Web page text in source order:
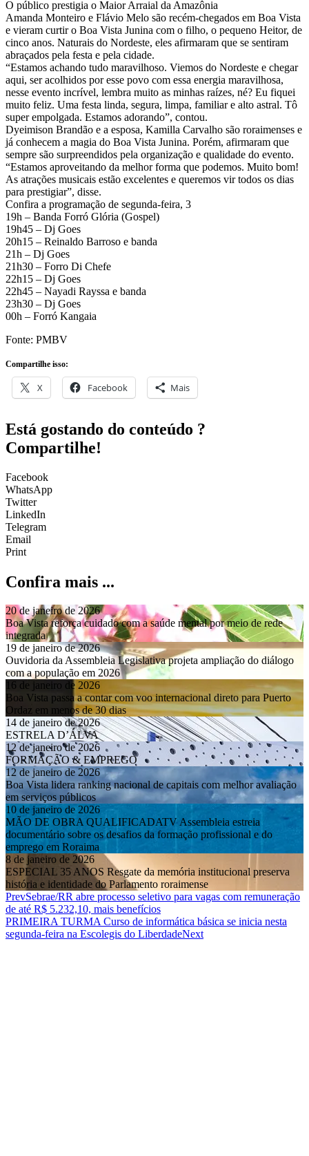
e vieram curtir o Boa Vista Junina com o filho, o pequeno Heitor, de
cinco anos. Naturais do Nordeste, eles afirmaram que se sentiram
abraçados pela festa e pela cidade.
“Estamos achando tudo maravilhoso. Viemos do Nordeste e chegar
aqui, ser acolhidos por esse povo com essa energia maravilhosa,
nesse evento incrível, lembra muito as minhas raízes, né? Eu fiquei
muito feliz. Uma festa linda, segura, limpa, familiar e alto astral. Tô
super empolgada. Estamos adorando”, contou.
Dyeimison Brandão e a esposa, Kamilla Carvalho são roraimenses e
já conhecem a magia do Boa Vista Junina. Porém, afirmaram que
sempre são surpreendidos pela organização e qualidade do evento.
“Estamos aproveitando da melhor forma que podemos. Muito bom!
As atrações musicais estão excelentes e queremos vir todos os dias
para prestigiar”, disse.
Confira a programação de segunda-feira, 3
19h – Banda Forró Glória (Gospel)
19h45 – Dj Goes
20h15 – Reinaldo Barroso e banda
21h – Dj Goes
21h30 – Forro Di Chefe
22h15 – Dj Goes
22h45 – Nayadi Rayssa e banda
23h30 – Dj Goes
00h – Forró Kangaia
Fonte: PMBV
Compartilhe isso:
X
Está gostando do conteúdo ?
Compartilhe!
Facebook
Twitter
LinkedIn
Telegram
Email
Print
Confira mais ...
20 de janeiro de 2026
integrada
19 de janeiro de 2026
Ouvidoria da Assembleia Legislativa projeta ampliação do diálogo
com a população em 2026
16 de janeiro de 2026
Boa Vista passa a contar com voo internacional direto para Puerto
Ordaz em menos de 30 dias
14 de janeiro de 2026
ESTRELA D’ÁLVA
12 de janeiro de 2026
FORMAÇÃO & EMPREGO
12 de janeiro de 2026
Boa Vista lidera ranking nacional de capitais com melhor avaliação
em serviços públicos
10 de janeiro de 2026
MÃO DE OBRA QUALIFICADATV Assembleia estreia
documentário sobre os desafios da formação profissional e do
emprego em Roraima
8 de janeiro de 2026
ESPECIAL 35 ANOS Resgate da memória institucional preserva
história e identidade do Parlamento roraimense
PrevSebrae/RR abre processo seletivo para vagas com remuneração
de até R$ 5.232,10, mais benefícios
PRIMEIRA TURMA Curso de informática básica se inicia nesta
segunda-feira na Escolegis do Liberdade